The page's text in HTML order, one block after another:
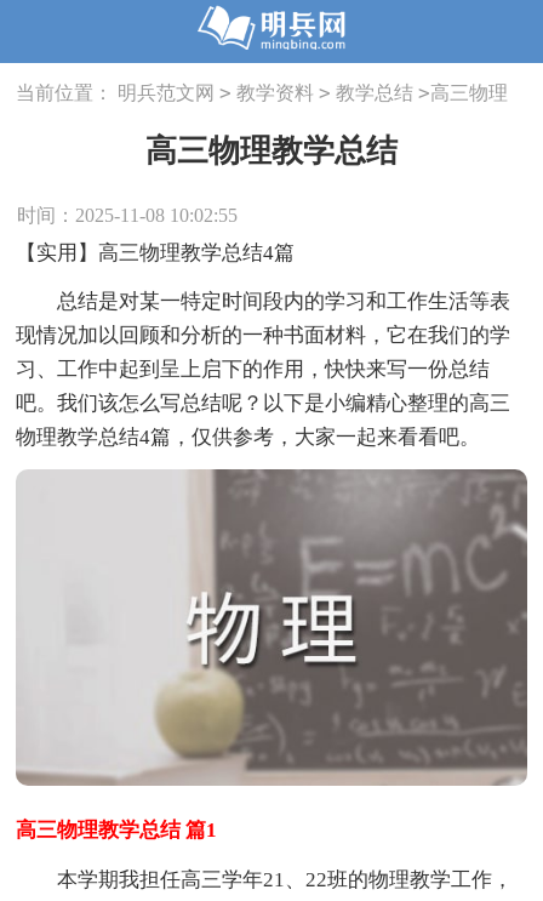
当前位置： 明兵范文网 > 教学资料 > 教学总结 >高三物理
高三物理教学总结
时间：2025-11-08 10:02:55
【实用】高三物理教学总结4篇
总结是对某一特定时间段内的学习和工作生活等表
现情况加以回顾和分析的一种书面材料，它在我们的学
习、工作中起到呈上启下的作用，快快来写一份总结
吧。我们该怎么写总结呢？以下是小编精心整理的高三
物理教学总结4篇，仅供参考，大家一起来看看吧。
高三物理教学总结 篇1
本学期我担任高三学年21、22班的物理教学工作，